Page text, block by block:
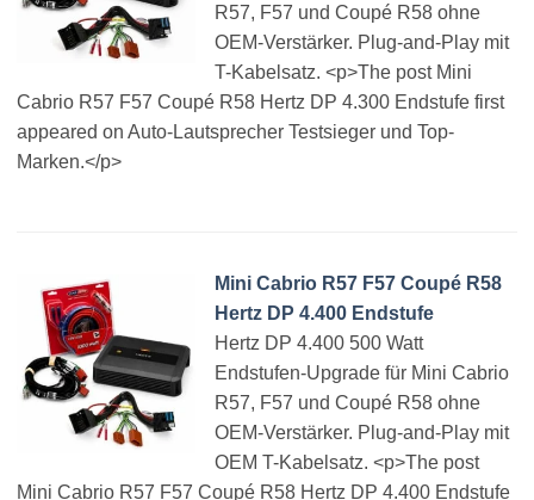
R57, F57 und Coupé R58 ohne
OEM-Verstärker. Plug-and-Play mit
T-Kabelsatz. <p>The post Mini
Cabrio R57 F57 Coupé R58 Hertz DP 4.300 Endstufe first
appeared on Auto-Lautsprecher Testsieger und Top-
Marken.</p>
Mini Cabrio R57 F57 Coupé R58
Hertz DP 4.400 Endstufe
Hertz DP 4.400 500 Watt
Endstufen-Upgrade für Mini Cabrio
R57, F57 und Coupé R58 ohne
OEM-Verstärker. Plug-and-Play mit
OEM T-Kabelsatz. <p>The post
Mini Cabrio R57 F57 Coupé R58 Hertz DP 4.400 Endstufe